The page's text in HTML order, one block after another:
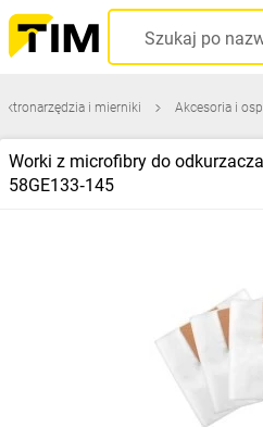
i mierniki Akcesoria i
Worki z microfibry do
58GE133‑145